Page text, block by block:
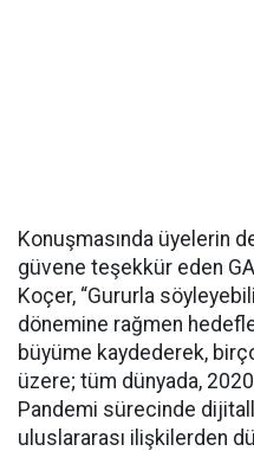
Konuşmasında üyelerin
güvene teşekkür eden
Koçer, “Gururla
dönemine rağmen
büyüme kaydederek,
üzere; tüm dünyada,
Pandemi sürecinde
uluslararası ilişkilerden